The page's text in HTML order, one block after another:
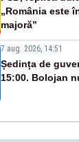
„România este
majoră”
7 aug. 2026, 14:51
Ședința de
15:00. Bolojan